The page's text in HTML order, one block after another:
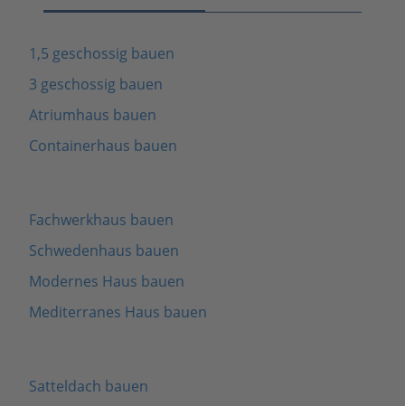
1,5 geschossig bauen
3 geschossig bauen
Atriumhaus bauen
Containerhaus bauen
Fachwerkhaus bauen
Schwedenhaus bauen
Modernes Haus bauen
Mediterranes Haus bauen
Satteldach bauen